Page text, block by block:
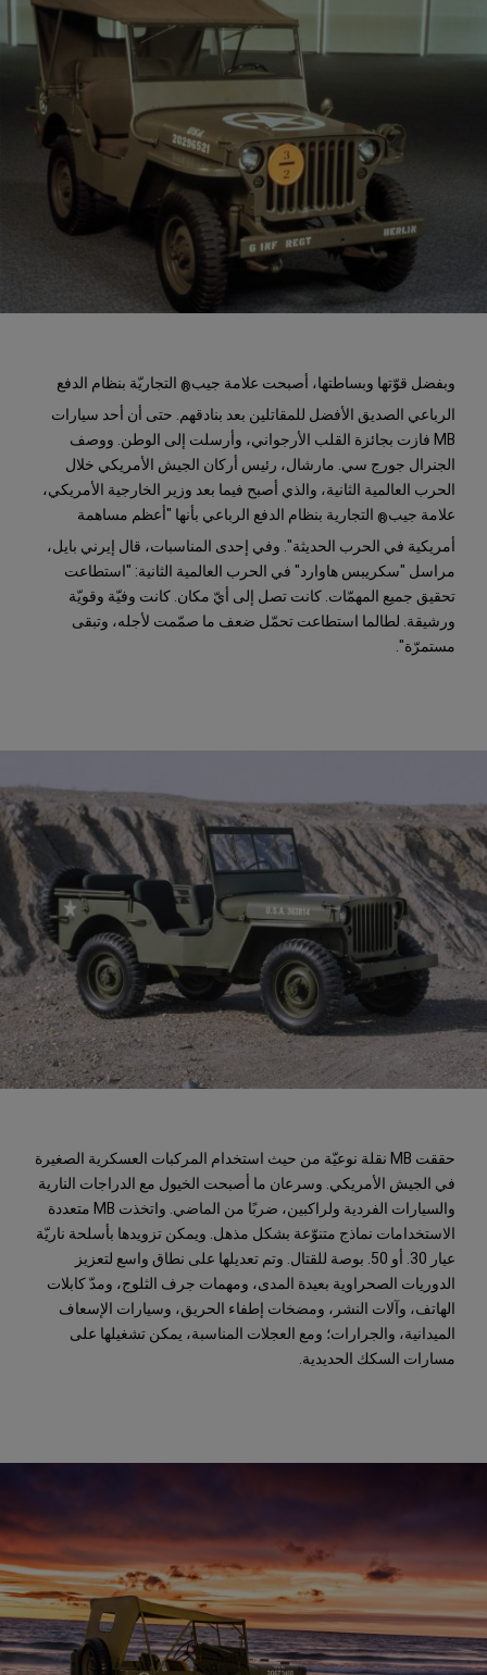
وبفضل قوّتها وبساطتها، أصبحت علامة جيب® التجاريّة بنظام الدفع
الرباعي الصديق الأفضل للمقاتلين بعد بنادقهم. حتى أن أحد سيارات
MB فازت بجائزة القلب الأرجواني، وأرسلت إلى الوطن. ووصف
الجنرال جورج سي. مارشال، رئيس أركان الجيش الأمريكي خلال
الحرب العالمية الثانية، والذي أصبح فيما بعد وزير الخارجية الأمريكي،
علامة جيب® التجارية بنظام الدفع الرباعي بأنها "أعظم مساهمة
أمريكية في الحرب الحديثة". وفي إحدى المناسبات، قال إيرني بايل،
مراسل "سكريبس هاوارد" في الحرب العالمية الثانية: "استطاعت
تحقيق جميع المهمّات. كانت تصل إلى أيّ مكان. كانت وفيّة وقويّة
ورشيقة. لطالما استطاعت تحمّل ضعف ما صمّمت لأجله، وتبقى
مستمرّة".
حققت MB نقلة نوعيّة من حيث استخدام المركبات العسكرية الصغيرة
في الجيش الأمريكي. وسرعان ما أصبحت الخيول مع الدراجات النارية
والسيارات الفردية ولراكبين، ضربًا من الماضي. واتخذت MB متعددة
الاستخدامات نماذج متنوّعة بشكل مذهل. ويمكن تزويدها بأسلحة ناريّة
عيار 30. أو 50. بوصة للقتال. وتم تعديلها على نطاق واسع لتعزيز
الدوريات الصحراوية بعيدة المدى، ومهمات جرف الثلوج، ومدّ كابلات
الهاتف، وآلات النشر، ومضخات إطفاء الحريق، وسيارات الإسعاف
الميدانية، والجرارات؛ ومع العجلات المناسبة، يمكن تشغيلها على
مسارات السكك الحديدية.